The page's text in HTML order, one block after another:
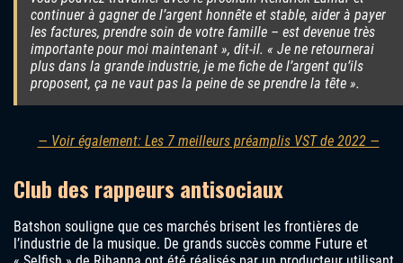
continuer à gagner de l’argent honnête et stable, aider à payer
les factures, prendre soin de votre famille – est devenue très
importante pour moi maintenant », dit-il. « Je ne retournerai
plus dans la grande industrie, je me fiche de l’argent qu’ils
proposent, ça ne vaut pas la peine de se prendre la tête ».
— Voir également: Les 7 meilleurs préamplis VST de 2022 —
Club des rappeurs antisociaux
Batshon souligne que ces marchés brisent les frontières de
l’industrie de la musique. De grands succès comme Future et